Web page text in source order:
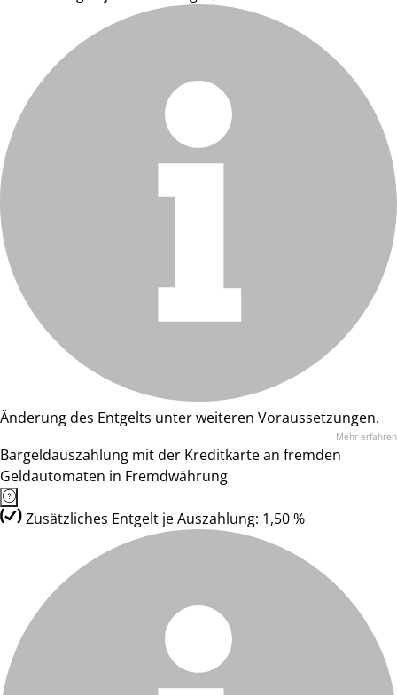
Änderung des Entgelts unter weiteren Voraussetzungen.
Mehr erfahren
Bargeldauszahlung mit der Kreditkarte an fremden
Geldautomaten in Fremdwährung
Zusätzliches Entgelt je Auszahlung: 1,50 %